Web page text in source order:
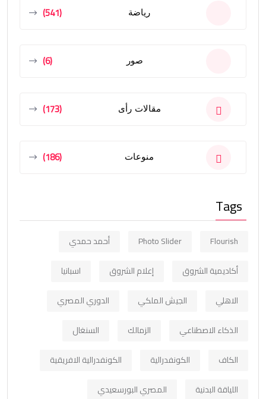
رياضة (541)
صور (6)
مقالات رأى (173)
منوعات (186)
Tags
Flourish
Photo Slider
أحمد حمدي
أكاديمية الشروق
إعلام الشروق
اسبانيا
الاهلي
الجيش الملكي
الدوري المصري
الذكاء الاصطناعي
الزمالك
السنغال
الكاف
الكونفدرالية
الكونفدرالية الافريقية
اللياقة البدنية
المصري البورسعيدي